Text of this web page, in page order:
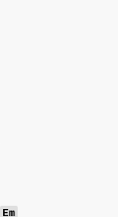
Em